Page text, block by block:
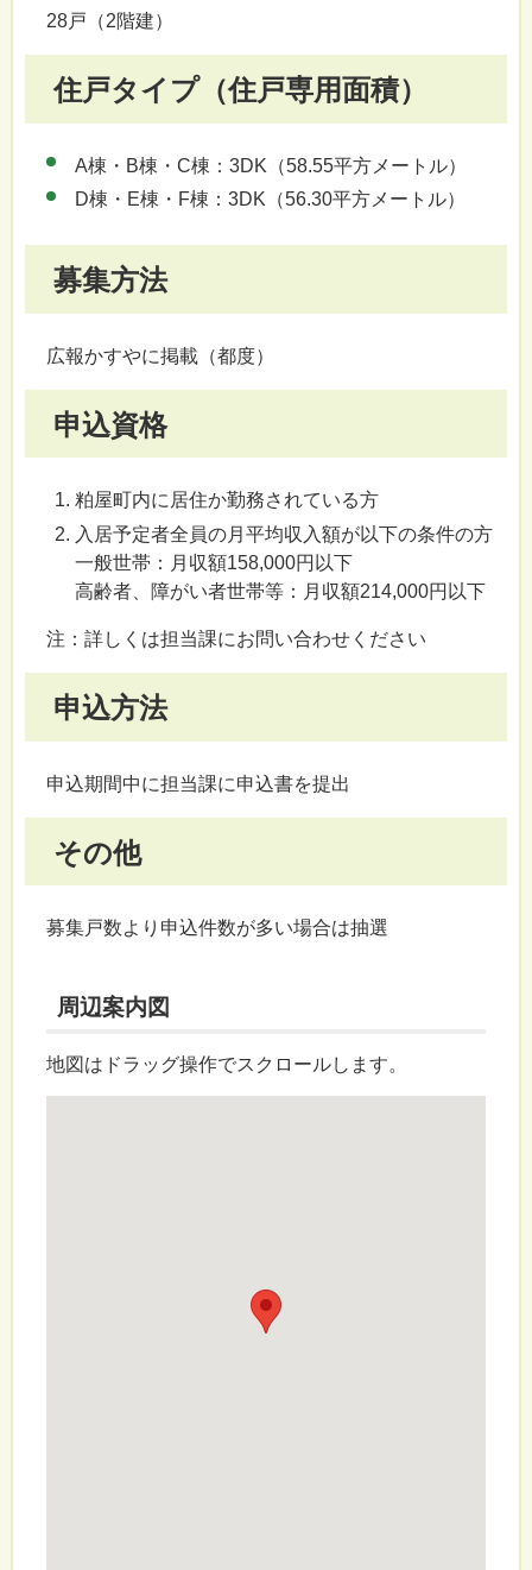
28戸（2階建）
住戸タイプ（住戸専用面積）
A棟・B棟・C棟：3DK（58.55平方メートル）
D棟・E棟・F棟：3DK（56.30平方メートル）
募集方法
広報かすやに掲載（都度）
申込資格
粕屋町内に居住か勤務されている方
入居予定者全員の月平均収入額が以下の条件の方
一般世帯：月収額158,000円以下
高齢者、障がい者世帯等：月収額214,000円以下
注：詳しくは担当課にお問い合わせください
申込方法
申込期間中に担当課に申込書を提出
その他
募集戸数より申込件数が多い場合は抽選
周辺案内図
地図はドラッグ操作でスクロールします。